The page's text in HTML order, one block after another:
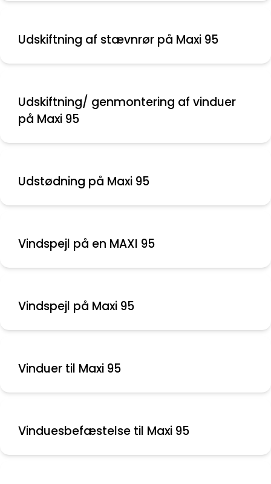
Udskiftning af stævnrør på Maxi 95
Udskiftning/ genmontering af vinduer
på Maxi 95
Udstødning på Maxi 95
Vindspejl på en MAXI 95
Vinduer til Maxi 95
Vinduesbefæstelse til Maxi 95